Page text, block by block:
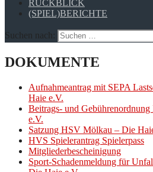
RÜCKBLICK
(SPIEL)BERICHTE
Suchen nach:
DOKUMENTE
Aufnahmeantrag mit SEPA
Haie e.V.
Beitrags- und
e.V.
Satzung HSV Mölkau – Die
HVS Spielerantrag Spielerpass
Mitgliederbescheinigung
Sport-Schadenmeldung für